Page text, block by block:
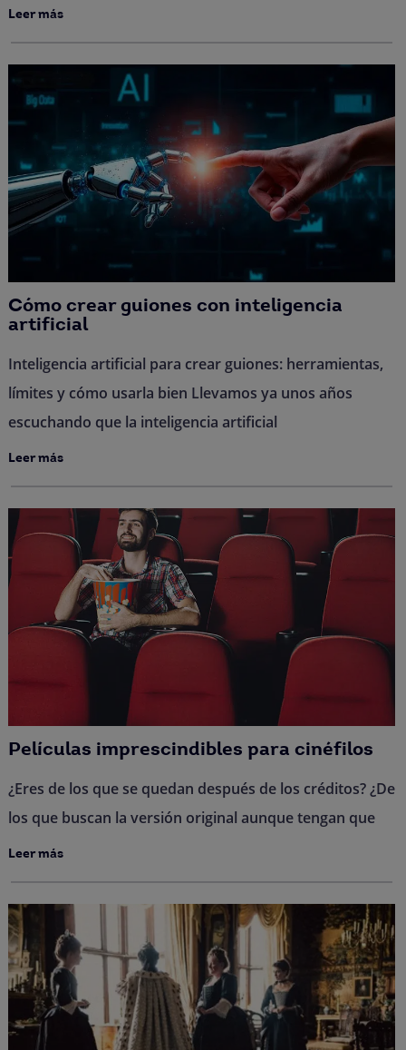
Leer más
Cómo crear guiones con inteligencia
artificial
Inteligencia artificial para crear guiones: herramientas,
límites y cómo usarla bien Llevamos ya unos años
escuchando que la inteligencia artificial
Leer más
Películas imprescindibles para cinéfilos
¿Eres de los que se quedan después de los créditos? ¿De
los que buscan la versión original aunque tengan que
Leer más